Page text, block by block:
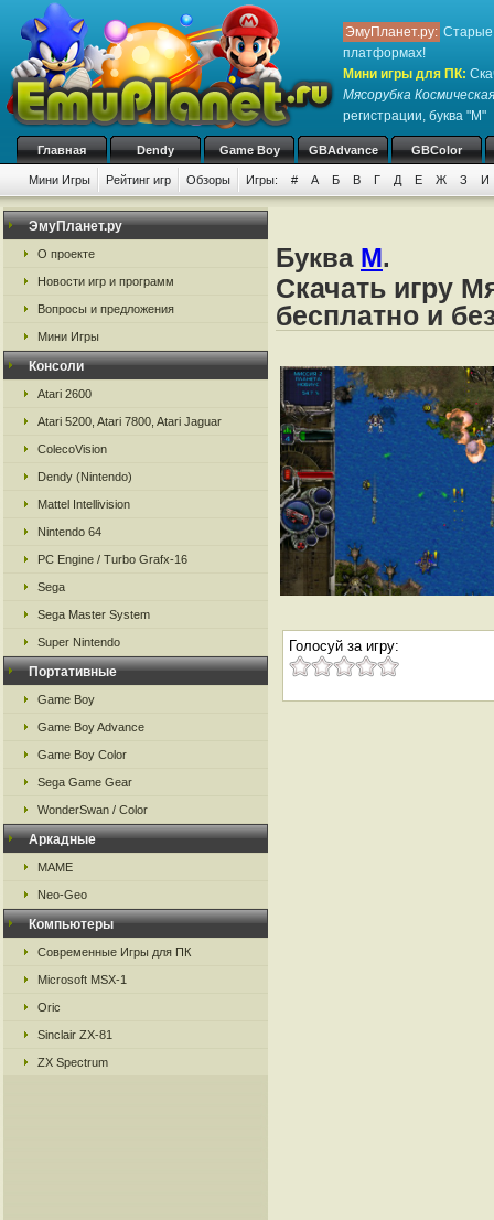
ЭмуПланет.ру: Старые
платформах!
Мини игры для ПК:
Мясорубка Космическая
регистрации, буква "М"
Главная Dendy Game Boy GBAdvance GBColor
Мини Игры Рейтинг игр Обзоры Игры: # А Б В Г Д Е Ж З И
ЭмуПланет.ру
О проекте
Новости игр и программ
Вопросы и предложения
Мини Игры
Консоли
Atari 2600
Atari 5200, Atari 7800, Atari Jaguar
ColecoVision
Dendy (Nintendo)
Mattel Intellivision
Nintendo 64
PC Engine / Turbo Grafx-16
Sega
Sega Master System
Super Nintendo
Портативные
Game Boy
Game Boy Advance
Game Boy Color
Sega Game Gear
WonderSwan / Color
Аркадные
MAME
Neo-Geo
Компьютеры
Современные Игры для ПК
Microsoft MSX-1
Oric
Sinclair ZX-81
ZX Spectrum
Буква М.
Скачать игру
бесплатно и
Голосуй за игру: